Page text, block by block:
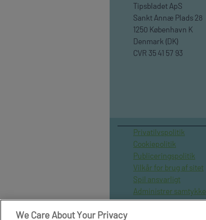
Tipsbladet ApS
Sankt Annæ Plads 28
1250 København K
Denmark (DK)
CVR 35 41 57 93
Privatilvspolitik
Cookiepolitik
Publiceringspolitik
Vilkår for brug af sitet
Spil ansvarligt
Administrer samtykke
Arkiv
We Care About Your Privacy